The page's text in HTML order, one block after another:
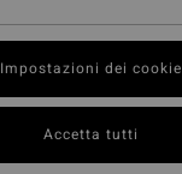
Impostazioni dei cookie
Accetta tutti